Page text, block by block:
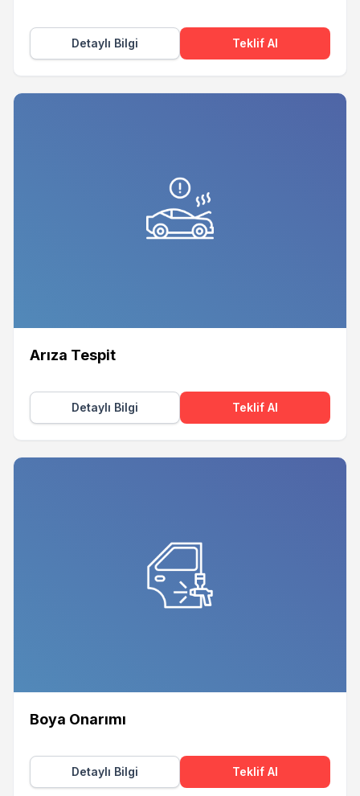
Detaylı Bilgi Teklif Al
Arıza Tespit
Detaylı Bilgi Teklif Al
Boya Onarımı
Detaylı Bilgi Teklif Al